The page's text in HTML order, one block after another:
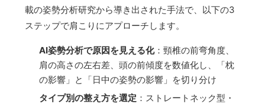
載の姿勢分析研究から導き出された手法で、以下の3
ステップで肩こりにアプローチします。
AI姿勢分析で原因を見える化：頸椎の前弯角度、
肩の高さの左右差、頭の前傾度を数値化し、「枕
の影響」と「日中の姿勢の影響」を切り分け
タイプ別の整え方を選定 ：ストレートネック型・